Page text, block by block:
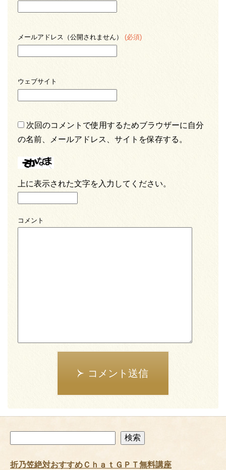
メールアドレス（公開されません） (必須)
ウェブサイト
次回のコメントで使用するためブラウザーに自分
の名前、メールアドレス、サイトを保存する。
上に表示された文字を入力してください。
コメント
コメント送信
索
検索
折乃笠絶対おすすめＣｈａｔＧＰＴ無料講座